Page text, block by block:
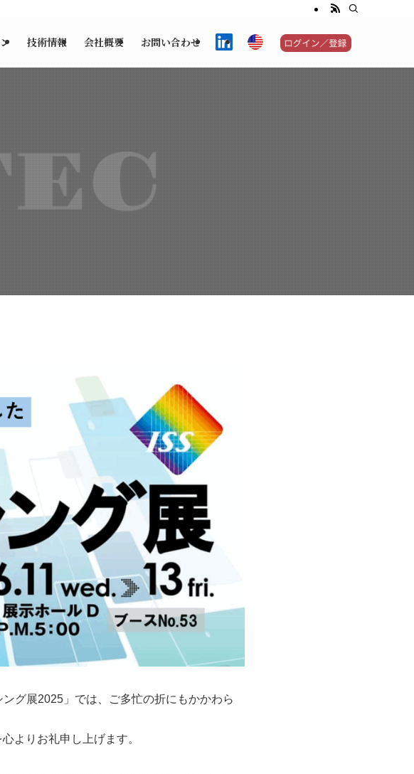
技術情報 会社概要 お問い合わせ
グ展2025」では、ご多忙の折にもかかわら
よりお礼申し上げます。